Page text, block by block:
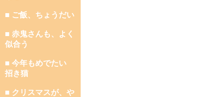
■ ご飯、ちょうだい
■ 赤鬼さんも、よく
似合う
■ 今年もめでたい
招き猫
■ クリスマスが、や